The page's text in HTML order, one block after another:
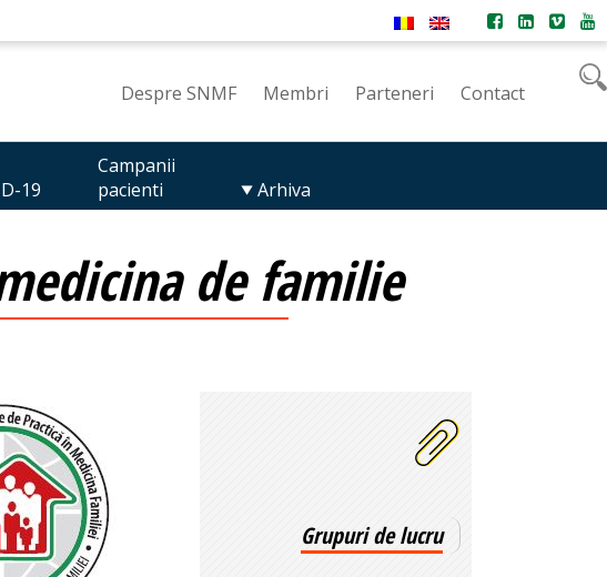
Despre SNMF Membri Parteneri Contact
19
Campanii
pacienti
Arhiva
de familie
Grupuri de lucru